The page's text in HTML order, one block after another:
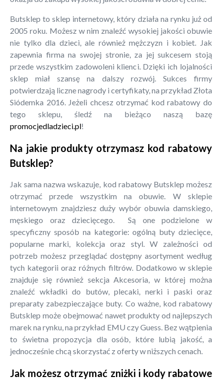
Butsklep to sklep internetowy, który działa na rynku już od
2005 roku. Możesz w nim znaleźć wysokiej jakości obuwie
nie tylko dla dzieci, ale również mężczyzn i kobiet. Jak
zapewnia firma na swojej stronie, za jej sukcesem stoją
przede wszystkim zadowoleni klienci. Dzięki ich lojalności
sklep miał szansę na dalszy rozwój. Sukces firmy
potwierdzają liczne nagrody i certyfikaty, na przykład Złota
Siódemka 2016. Jeżeli chcesz otrzymać kod rabatowy do
tego sklepu, śledź na bieżąco naszą bazę
promocjedladzieci.pl!
Na jakie produkty otrzymasz kod rabatowy
Butsklep?
Jak sama nazwa wskazuje, kod rabatowy Butsklep możesz
otrzymać przede wszystkim na obuwie. W sklepie
internetowym znajdziesz duży wybór obuwia damskiego,
męskiego oraz dziecięcego. Są one podzielone w
specyficzny sposób na kategorie: ogólną buty dziecięce,
popularne marki, kolekcja oraz styl. W zależności od
potrzeb możesz przeglądać dostępny asortyment według
tych kategorii oraz różnych filtrów. Dodatkowo w sklepie
znajduje się również sekcja Akcesoria, w której można
znaleźć wkładki do butów, plecaki, nerki i paski oraz
preparaty zabezpieczające buty. Co ważne, kod rabatowy
Butsklep może obejmować nawet produkty od najlepszych
marek na rynku, na przykład EMU czy Guess. Bez wątpienia
to świetna propozycja dla osób, które lubią jakość, a
jednocześnie chcą skorzystać z oferty w niższych cenach.
Jak możesz otrzymać zniżki i kody rabatowe